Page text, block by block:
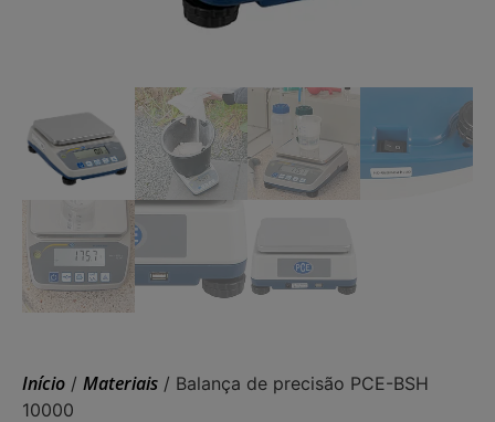
Início / Materiais / Balança de precisão PCE-BSH
10000